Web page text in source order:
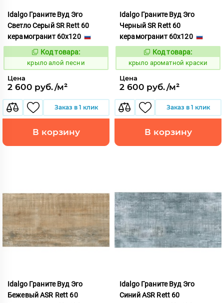
Idalgo Граните Вуд Эго
Светло Серый SR Rett 60
керамогранит 60x120
828319
Код товара:
крыло алой песни
Цена
2 600 руб./м²
Заказ в 1 клик
В корзину
Idalgo Граните Вуд Эго
Черный SR Rett 60
керамогранит 60x120
828414
Код товара:
крыло ароматной краски
Цена
2 600 руб./м²
Заказ в 1 клик
В корзину
Idalgo Граните Вуд Эго
Бежевый ASR Rett 60
Idalgo Граните Вуд Эго
Синий ASR Rett 60